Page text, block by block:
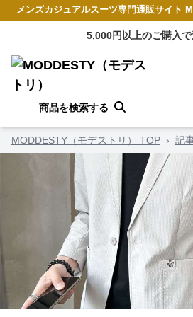
メンズカジュアルスーツ専門通販サイト
5,000円以上のご購入
商品を検索する
MODDESTY（モデストリ） TOP › 記